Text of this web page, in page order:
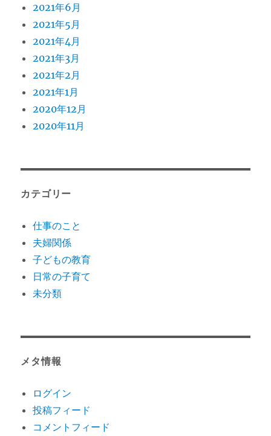
2021年6月
2021年5月
2021年4月
2021年3月
2021年2月
2021年1月
2020年12月
2020年11月
カテゴリー
仕事のこと
夫婦関係
子どもの教育
日常の子育て
未分類
メタ情報
ログイン
投稿フィード
コメントフィード